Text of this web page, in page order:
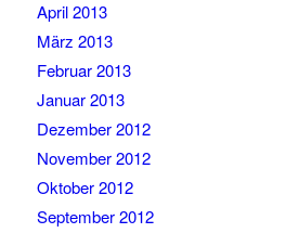
April 2013
März 2013
Februar 2013
Januar 2013
Dezember 2012
November 2012
Oktober 2012
September 2012